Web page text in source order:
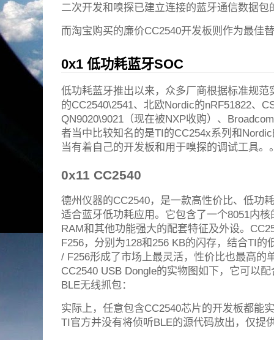
二次开发和嗅探已建立连接的蓝牙通信数据包
而淘宝购买的廉价CC2540开发板则作为最佳
0x1 低功耗蓝牙SOC
低功耗蓝牙推出以来，众多厂商根据标准规
的CC2540\2541、北欧Nordic的nRF51822、
QN9020\9021（现在被NXP收购）、
者当中比较知名的是TI的CC254x系列和
当有着自己的开发板和用于嗅探的调试工具。
0x11 CC2540
德州仪器的CC2540，是一款高性价比、低功
适合蓝牙低功耗应用。它包含了一个8051内
RAM和其他功能强大的配套特征及外设。
F256，分别为128和256 KB的闪存，结合TI的
/ F256形成了市场上最灵活，性价比也最高的
CC2540 USB Dongle的实物图如下，它可以
BLE无线抓包：
实际上，任意包含CC2540芯片的开发板都能
TI官方并没有将侦听BLE的源代码放出，仅提